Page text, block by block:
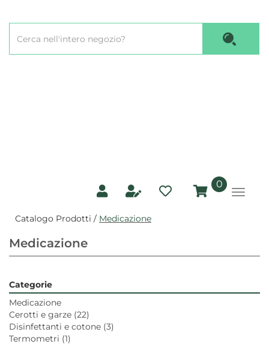
principale
Prodotto
0prodotti
inseriti
Catalogo Prodotti / Medicazione
Medicazione
Categorie
Medicazione
Cerotti e garze (22)
Disinfettanti e cotone (3)
Termometri (1)